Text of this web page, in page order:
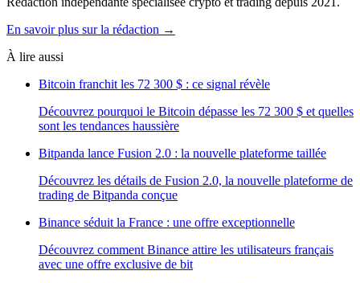
En savoir plus sur la rédaction →
À lire aussi
Bitcoin franchit les 72 300 $ : ce signal révèle
Découvrez pourquoi le Bitcoin dépasse les 72 300 $ et quelles
sont les tendances haussière
Bitpanda lance Fusion 2.0 : la nouvelle plateforme taillée
Découvrez les détails de Fusion 2.0, la nouvelle plateforme de
trading de Bitpanda conçue
Binance séduit la France : une offre exceptionnelle
Découvrez comment Binance attire les utilisateurs français
avec une offre exclusive de bit